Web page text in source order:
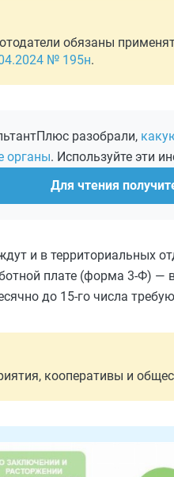
обязаны
№ 195н.
разобрали,
органы. Используйте эти
Для чтения
и в территориальных
плате (форма 3-Ф) —
до 15-го числа
кооперативы и